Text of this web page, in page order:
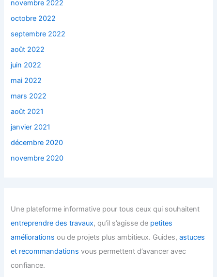
novembre 2022
octobre 2022
septembre 2022
août 2022
juin 2022
mai 2022
mars 2022
août 2021
janvier 2021
décembre 2020
novembre 2020
Une plateforme informative pour tous ceux qui souhaitent
entreprendre des travaux, qu’il s’agisse de petites
améliorations ou de projets plus ambitieux. Guides,astuces
et recommandations vous permettent d’avancer avec
confiance.